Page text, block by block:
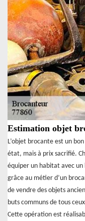
Estimation objet
L’objet brocante est un
état, mais à prix sacrifié.
équiper un habitat avec
grâce au métier d’un
de vendre des objets
buts communs de tous
Cette opération est